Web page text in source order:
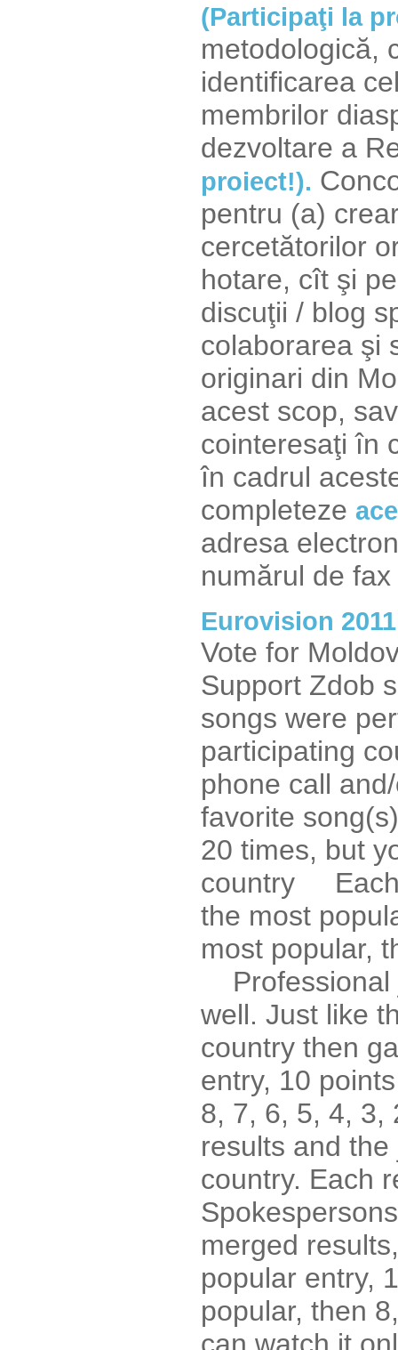
(Participaţi la
metodologică,
identificarea
membrilor
dezvoltare a
proiect!).
pentru (a)
cercetătorilor
hotare, cît şi
discuţii / blog
colaborarea şi
originari din
acest scop,
cointeresaţi în
în cadrul
completeze
adresa
numărul de
Eurovision 2011
Vote for
Support Zdob
songs were
participating
phone call
favorite
20 times, but
country Each
the most
most popular,
Professional
well. Just like
country then
entry, 10
8, 7, 6, 5, 4,
results and
country.
merged
popular entry,
popular, then